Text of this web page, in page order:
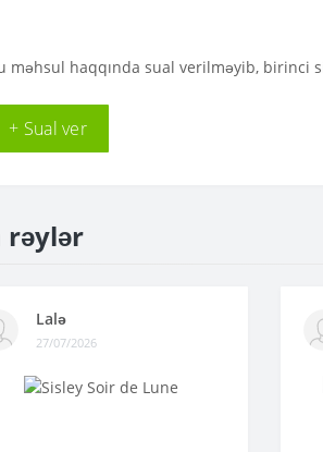
məhsul haqqında sual verilməyib, birinci
+ Sual ver
rəylər
Lalə
27/07/2026